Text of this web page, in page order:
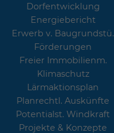
Dorfentwicklung
Energiebericht
Erwerb v. Baugrundstü.
Förderungen
Freier Immobilienm.
Klimaschutz
Lärmaktionsplan
Planrechtl. Auskünfte
Potentialst. Windkraft
Projekte & Konzepte